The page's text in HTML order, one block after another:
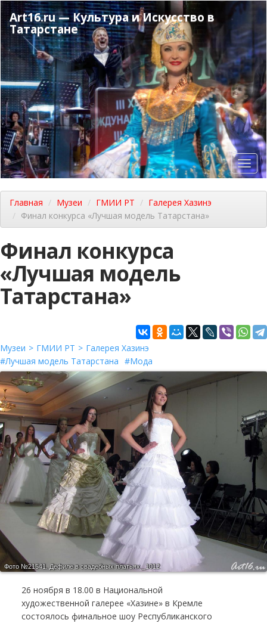
Перейти
к
основному
содержанию
Art16.ru — Культура и Искусство в
Татарстане
Главная Музеи ГМИИ РТ
Галерея Хазинэ
Финал конкурса «Лучшая модель Татарстана»
Финал конкурса
«Лучшая модель
Татарстана»
Музеи ГМИИ РТ
Галерея Хазинэ
Лучшая модель Татарстана
Мода
Фото №21541. Дефиле в свадебных платьях _1012
26 ноября в 18.00 в Национальной
художественной галерее «Хазине» в Кремле
состоялось финальное шоу Республиканского